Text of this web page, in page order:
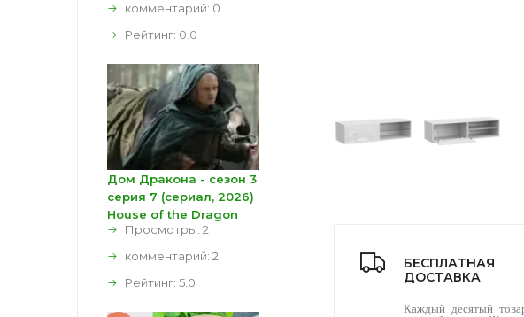
БЕСПЛАТНАЯ
ДОСТАВКА
Каждый десятый
комментарий: 0
Рейтинг: 0.0
Дом Дракона - сезон 3
серия 7 (сериал, 2026)
House of the Dragon
Просмотры: 2
комментарий: 2
Рейтинг: 5.0